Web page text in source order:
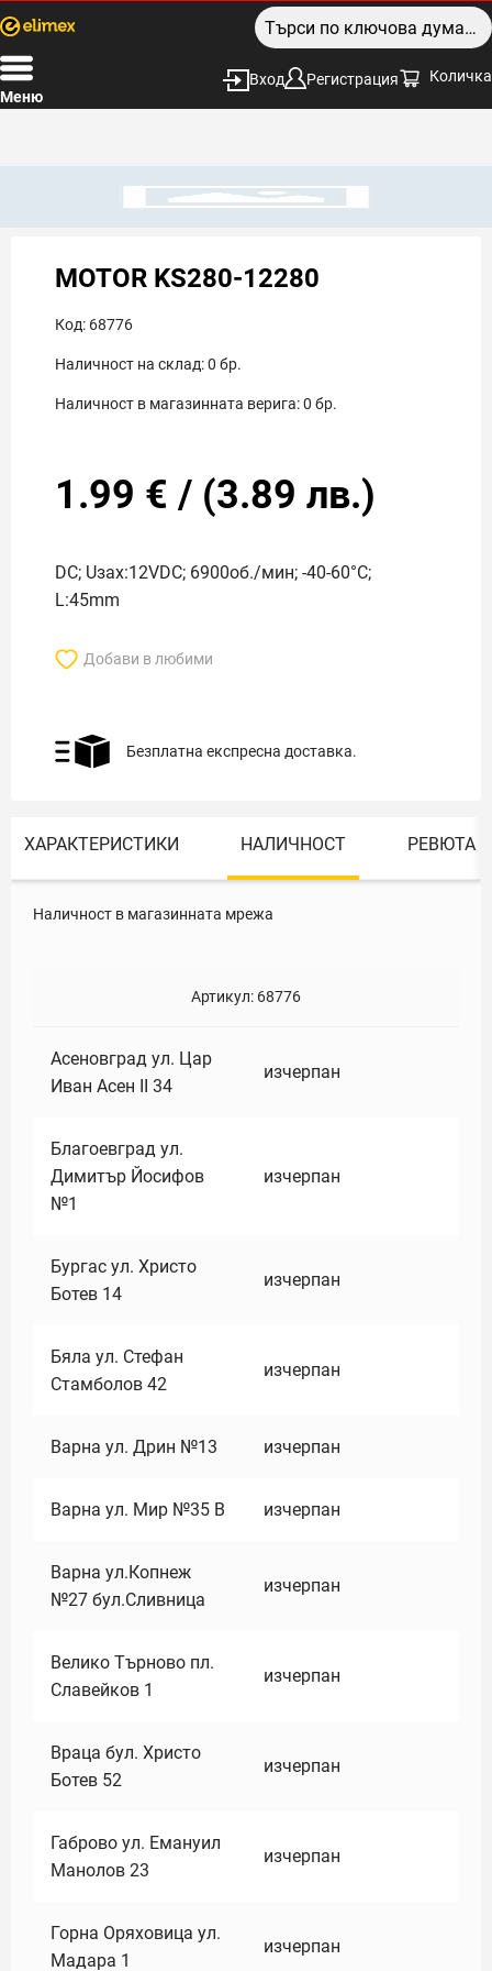
Меню
Вход Регистрация Количка
MOTOR KS280-12280
Код: 68776
Наличност на склад:0 бр.
Наличност в магазинната верига:0 бр.
1.99 € / (3.89 лв.)
DC; Uзах:12VDC; 6900об./мин; -40-60°C;
L:45mm
Добави в любими
Безплатна експресна доставка.
ХАРАКТЕРИСТИКИ НАЛИЧНОСТ РЕВЮТА
Наличност в магазинната мрежа
Артикул: 68776
Асеновград ул. Цар
Иван Асен II 34
изчерпан
Благоевград ул.
Димитър Йосифов
№1
изчерпан
Бургас ул. Христо
Ботев 14
изчерпан
Бяла ул. Стефан
Стамболов 42
изчерпан
Варна ул. Дрин №13 изчерпан
Варна ул. Мир №35 В изчерпан
Варна ул.Копнеж
№27 бул.Сливница
изчерпан
Велико Търново пл.
Славейков 1
изчерпан
Враца бул. Христо
Ботев 52
изчерпан
Габрово ул. Емануил
Манолов 23
изчерпан
Горна Оряховица ул.
Мадара 1
изчерпан